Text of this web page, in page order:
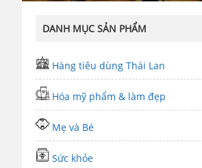
DANH MỤC SẢN PHẨM
Hàng tiêu dùng Thái Lan
Hóa mỹ phẩm & làm đẹp
Mẹ và Bé
Sức khỏe